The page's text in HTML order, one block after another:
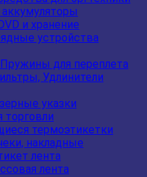
и хранение
устройства
для переплета
Удлинители
указки
торговли
термоэтикетки
накладные
лента
лента